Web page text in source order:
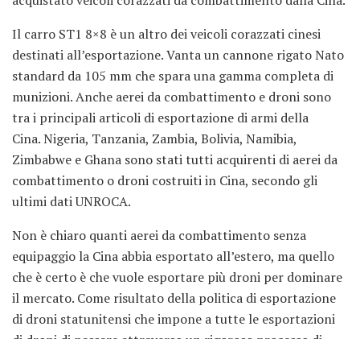
Il carro ST1 8×8 è un altro dei veicoli corazzati cinesi
destinati all’esportazione. Vanta un cannone rigato Nato
standard da 105 mm che spara una gamma completa di
munizioni. Anche aerei da combattimento e droni sono
tra i principali articoli di esportazione di armi della
Cina. Nigeria, Tanzania, Zambia, Bolivia, Namibia,
Zimbabwe e Ghana sono stati tutti acquirenti di aerei da
combattimento o droni costruiti in Cina, secondo gli
ultimi dati UNROCA.
Non è chiaro quanti aerei da combattimento senza
equipaggio la Cina abbia esportato all’estero, ma quello
che è certo è che vuole esportare più droni per dominare
il mercato. Come risultato della politica di esportazione
di droni statunitensi che impone a tutte le esportazioni